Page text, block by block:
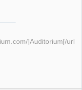
]Auditorium[/url]